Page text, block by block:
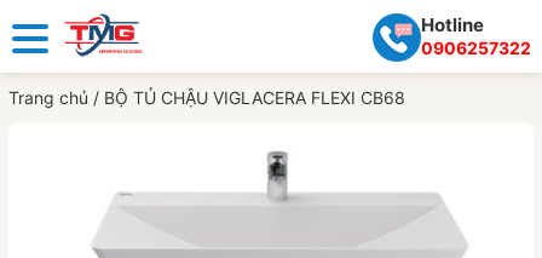
Hotline
0906257322
Trang chủ / BỘ TỦ CHẬU VIGLACERA FLEXI CB68